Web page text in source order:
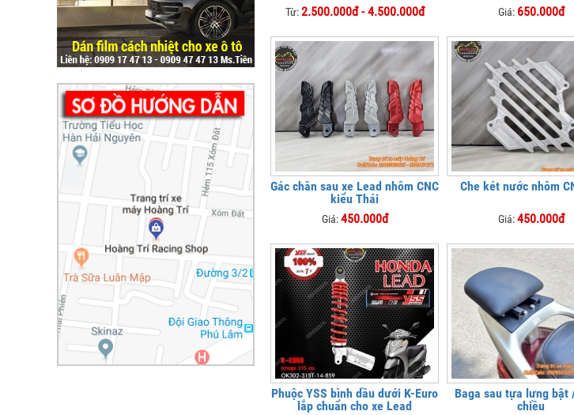
Từ:2.500.000đ - 4.500.000đ Giá: 650.000đ
Gác chân sau xe Lead nhôm CNC
kiểu Thái
Giá:450.000đ
Che két nước nhôm
Giá:450.000đ
Phuộc YSS bình dầu dưới K-Euro
lắp chuẩn cho xe Lead
Baga sau tựa lưng bật
chiều